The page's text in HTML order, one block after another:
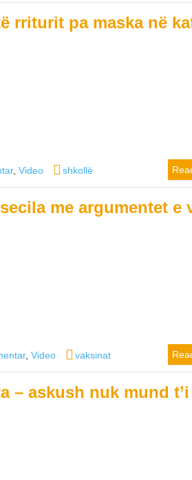
rriturit pa maska në
,Video Tags
shkollë
me argumentet e
,Video Tags
vaksinat
– askush nuk mund t’i